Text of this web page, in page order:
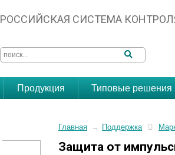
РОССИЙСКАЯ СИСТЕМА
Продукция Типовые решения
Главная → Поддержка
Защита от